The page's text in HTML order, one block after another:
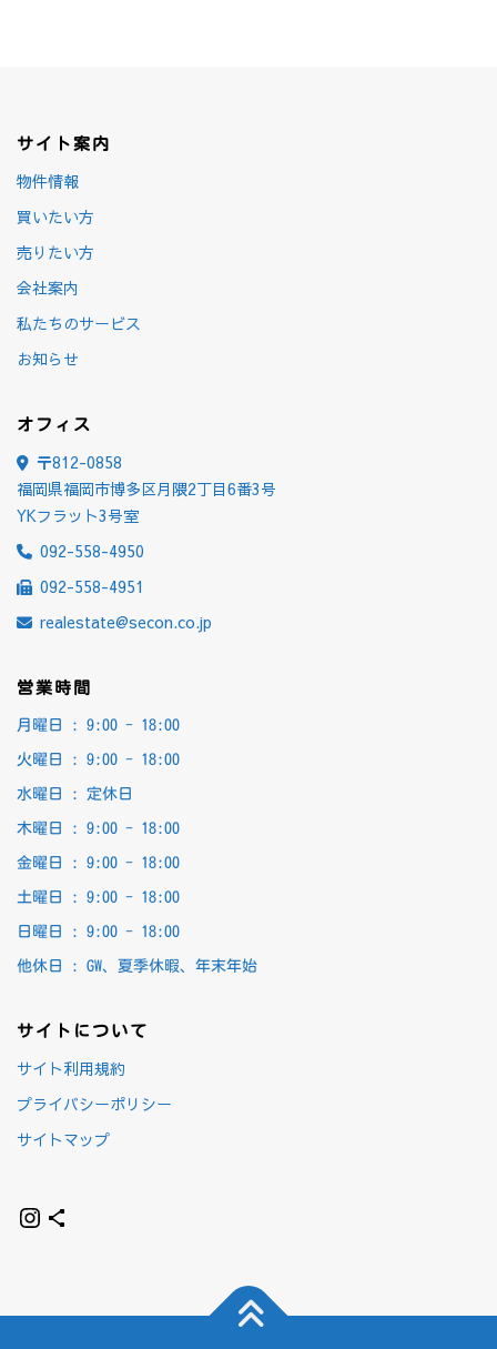
サイト案内
物件情報
買いたい方
売りたい方
会社案内
私たちのサービス
お知らせ
オフィス
〒812-0858
福岡県福岡市博多区月隈2丁目6番3号
YKフラット3号室
092-558-4950
092-558-4951
realestate@secon.co.jp
営業時間
月曜日 : 9:00 - 18:00
火曜日 : 9:00 - 18:00
水曜日 : 定休日
木曜日 : 9:00 - 18:00
金曜日 : 9:00 - 18:00
土曜日 : 9:00 - 18:00
日曜日 : 9:00 - 18:00
他休日 : GW、夏季休暇、年末年始
サイトについて
サイト利用規約
プライバシーポリシー
サイトマップ